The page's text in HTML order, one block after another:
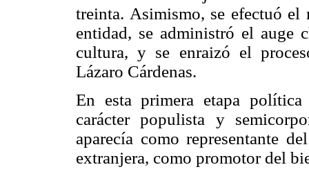
treinta. Asimismo, se efectuó
entidad, se administró el auge
cultura, y se enraizó el
Lázaro Cárdenas.
En esta primera etapa
carácter populista y
aparecía como representante
extranjera, como promotor del